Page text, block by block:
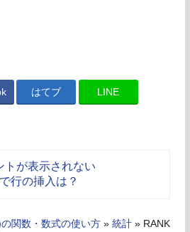
はてブ LINE
トが表示されない
行の挿入は？
関数・数式の使い方 » 統計 » RANK